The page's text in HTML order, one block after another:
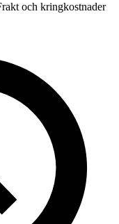
och kringkostnader